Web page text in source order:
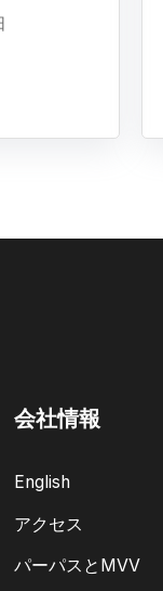
会社情報
English
アクセス
パーパスとMVV